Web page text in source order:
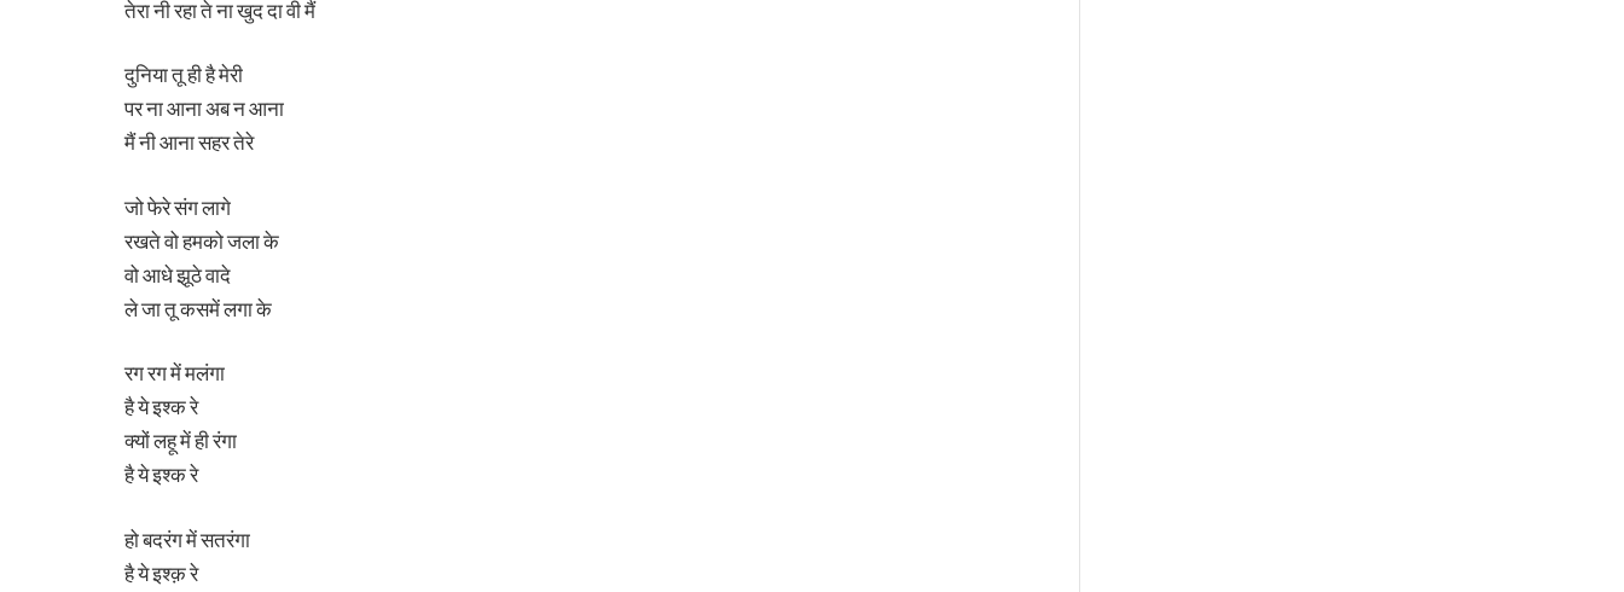
तेरा नी रहा ते ना खुद दा वी मैं
दुनिया तू ही है मेरी
पर ना आना अब न आना
मैं नी आना सहर तेरे
जो फेरे संग लागे
रखते वो हमको जला के
वो आधे झूठे वादे
ले जा तू कसमें लगा के
रग रग में मलंगा
है ये इश्क रे
क्यों लहू में ही रंगा
है ये इश्क रे
हो बदरंग में सतरंगा
है ये इश्क़ रे